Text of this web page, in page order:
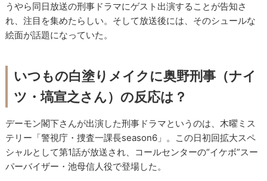
うやら同日放送の刑事ドラマにゲスト出演することが告知さ
れ、注目を集めたらしい。そして放送後には、そのシュールな
絵面が話題になっていた。
いつもの白塗りメイクに奥野刑事（ナイ
ツ・塙宣之さん）の反応は？
デーモン閣下さんが出演した刑事ドラマというのは、木曜ミス
テリー「警視庁・捜査一課長season6」。この日初回拡大スペ
シャルとして第1話が放送され、コールセンターの“イケボ”スー
パーバイザー・池母信人役で登場した。